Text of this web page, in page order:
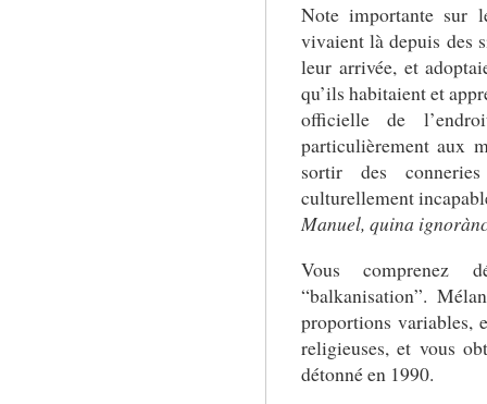
Note importante sur
vivaient là depuis des
leur arrivée, et
qu’ils habitaient et
officielle de
particulièrement aux
sortir des
culturellement
Manuel, quina
Vous comprenez
“balkanisation”.
proportions variables,
religieuses, et vous
détonné en 1990.